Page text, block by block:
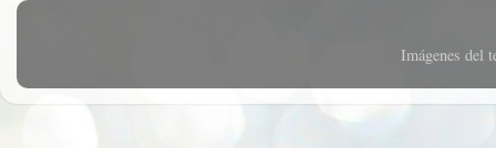
Imágenes del